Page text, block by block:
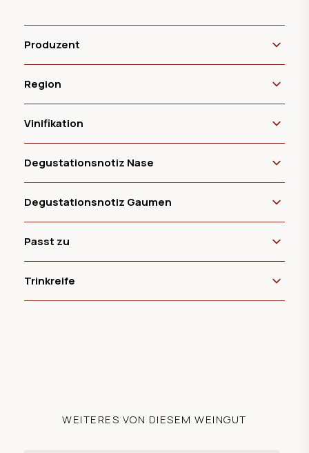
Produzent
Region
Vinifikation
Degustationsnotiz Nase
Degustationsnotiz Gaumen
Passt zu
Trinkreife
WEITERES VON DIESEM WEINGUT